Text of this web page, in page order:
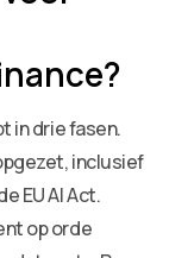
in drie fasen.
inclusief
EU AI Act.
op orde